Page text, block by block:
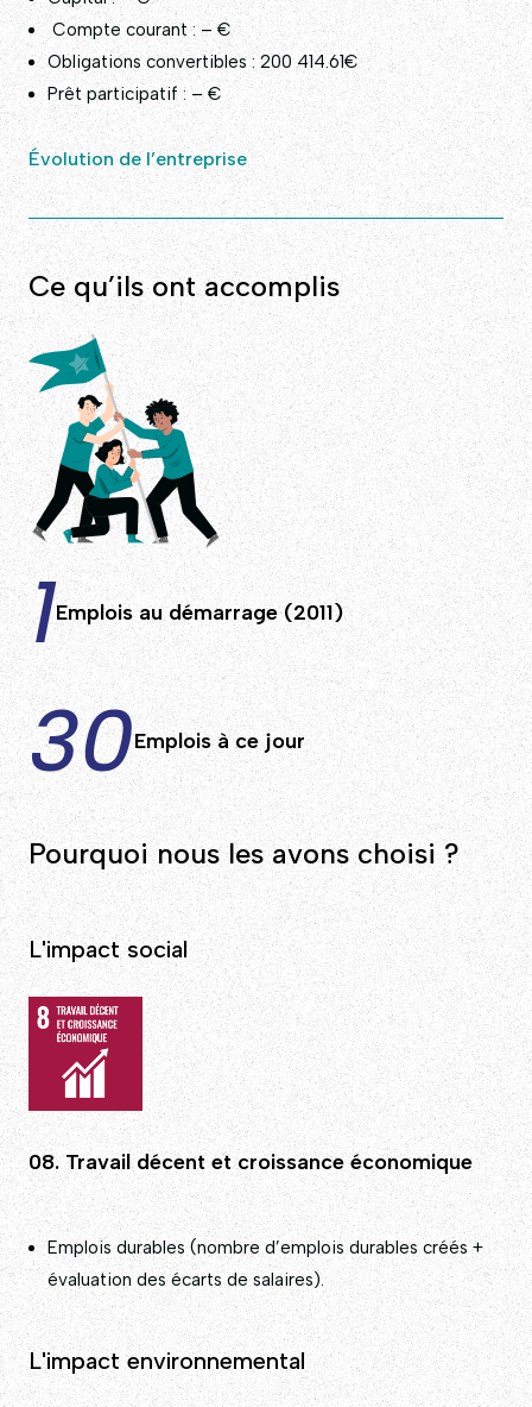
Compte courant : – €
Obligations convertibles : 200 414.61€
Prêt participatif : – €
Évolution de l’entreprise
Ce qu’ils ont accomplis
1Emplois au démarrage (2011)
30Emplois à ce jour
Pourquoi nous les avons choisi ?
L'impact social
08. Travail décent et croissance économique
Emplois durables (nombre d’emplois durables créés +
évaluation des écarts de salaires).
L'impact environnemental